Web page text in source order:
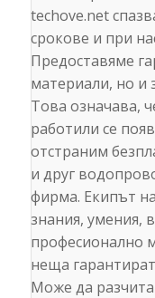
techove.net
срокове и при
Предоставяме
материали, но и
Това означава,
работили се
отстраним
и друг
фирма. Екипът
знания, умения,
професионално
неща
Може да